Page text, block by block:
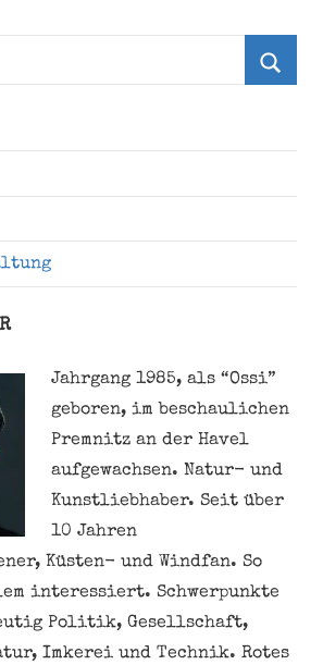
Jahrgang 1985, als “Ossi”
geboren, im beschaulichen
Premnitz an der Havel
aufgewachsen. Natur- und
Kunstliebhaber. Seit über
10 Jahren
Küsten- und Windfan. So
interessiert. Schwerpunkte
Politik, Gesellschaft,
Imkerei und Technik. Rotes